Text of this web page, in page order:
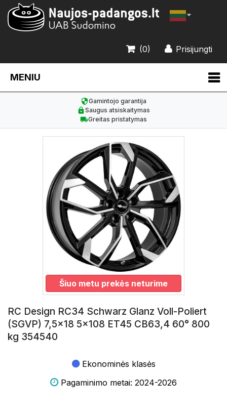
Prisijungti
(0)
MENIU
Gamintojo garantija
Saugus atsiskaitymas
Greitas pristatymas
Šiuo metu prekės neturime
RC Design RC34 Schwarz Glanz Voll-Poliert
(SGVP) 7,5x18 5x108 ET45 CB63,4 60° 800
kg 354540
Ekonominės klasės
Pagaminimo metai: 2024-2026